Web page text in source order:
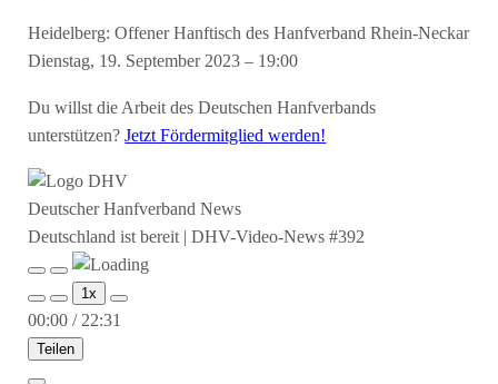
Heidelberg: Offener Hanftisch des Hanfverband Rhein-Neckar
Dienstag, 19. September 2023 – 19:00
Du willst die Arbeit des Deutschen Hanfverbands
unterstützen?Jetzt Fördermitglied werden!
Deutscher Hanfverband News
Deutschland ist bereit | DHV-Video-News #392
Play
Episode
Pause
Episode
1x
00:00 / 22:31
Teilen